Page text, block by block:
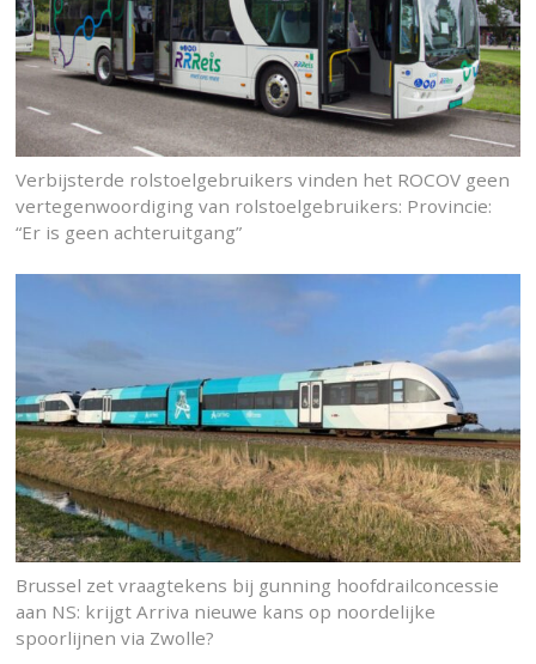
Verbijsterde rolstoelgebruikers vinden het ROCOV geen
vertegenwoordiging van rolstoelgebruikers: Provincie:
“Er is geen achteruitgang”
Brussel zet vraagtekens bij gunning hoofdrailconcessie
aan NS: krijgt Arriva nieuwe kans op noordelijke
spoorlijnen via Zwolle?